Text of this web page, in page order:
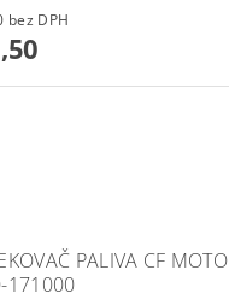
€17,50 bez DPH
PALIVA CF
171000